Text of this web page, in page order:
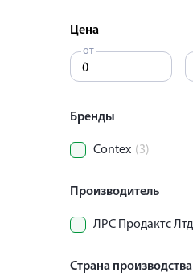
Цена
от
Бренды
Contex (3)
Производитель
Страна производства